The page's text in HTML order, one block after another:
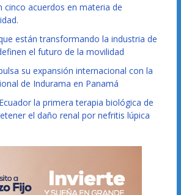
cinco acuerdos en materia de
están transformando la industria de
el futuro de la movilidad
su expansión internacional con la
de Indurama en Panamá
la primera terapia biológica de
el daño renal por nefritis lúpica